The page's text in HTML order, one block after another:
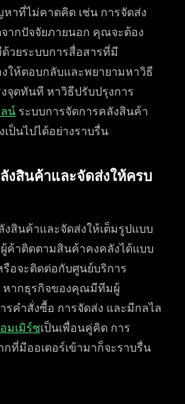
าที่ไม่คาดคิด เช่น การจัดส่ง
ากปัจจัยภายนอก คุณจะต้อง
วยระบบการสื่อสารที่มี
ให้ตอบกลับและพยายามหาวิธี
จุดทันที หาวิธีปรับปรุงการ
น์ ระบบการจัดการคลังสินค้า
ป็นไปได้อย่างราบรื่น
งสินค้าและจัดส่งให้ครบ
สินค้าและจัดส่งให้เต็มรูปแบบ
ค้าติดตามสินค้าคงคลังได้แบบ
รือจะติดต่อกับศูนย์บริการ
หากธุรกิจของคุณมีทีมผู้
รคำสั่งซื้อ การจัดส่ง และมีกลไล
มเมิร์ซเป็นเพื่อนคู่คิด การ
กที่มีออเดอร์เข้ามาก็จะราบรื่น